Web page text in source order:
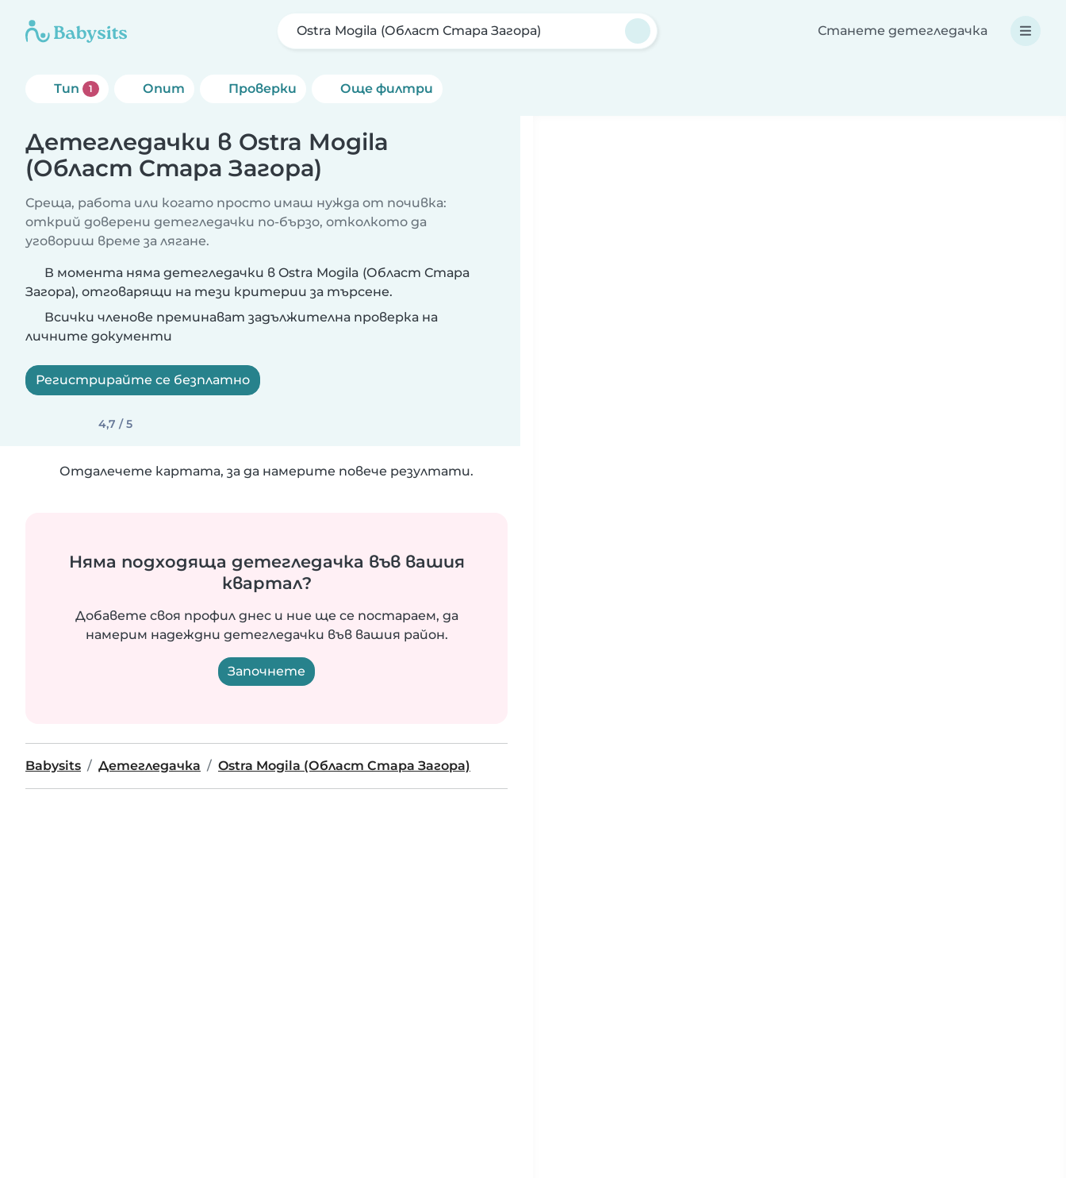
Ostra Mogila (Област Стара Загора) Станете детегледачка
Тип 1 Опит Проверки Още филтри
Детегледачки в Ostra Mogila
(Област Стара Загора)
Среща, работа или когато просто имаш нужда от почивка:
открий доверени детегледачки по-бързо, отколкото да
уговориш време за лягане.
В момента няма детегледачки в Ostra Mogila (Област Стара
Загора), отговарящи на тези критерии за търсене.
Всички членове преминават задължителна проверка на
личните документи
Регистрирайте се безплатно
4,7 / 5
Отдалечете картата, за да намерите повече резултати.
Няма подходяща детегледачка във вашия
квартал?
Добавете своя профил днес и ние ще се постараем, да
намерим надеждни детегледачки във вашия район.
Започнете
Babysits Детегледачка Ostra Mogila (Област Стара Загора)